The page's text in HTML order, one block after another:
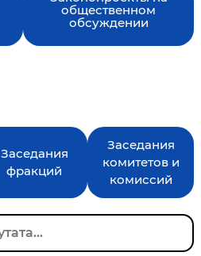
Законопроекты на
общественном
Заседания
фракций
Заседания
комитетов и
комиссий